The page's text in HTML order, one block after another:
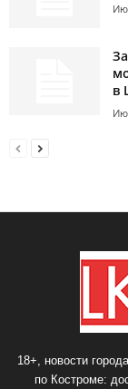
в
18+, новости
по Костроме: